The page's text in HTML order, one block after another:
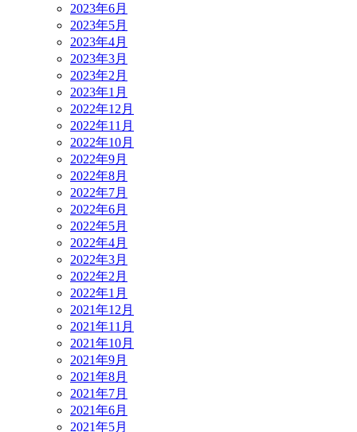
2023年6月
2023年5月
2023年4月
2023年3月
2023年2月
2023年1月
2022年12月
2022年11月
2022年10月
2022年9月
2022年8月
2022年7月
2022年6月
2022年5月
2022年4月
2022年3月
2022年2月
2022年1月
2021年12月
2021年11月
2021年10月
2021年9月
2021年8月
2021年7月
2021年6月
2021年5月